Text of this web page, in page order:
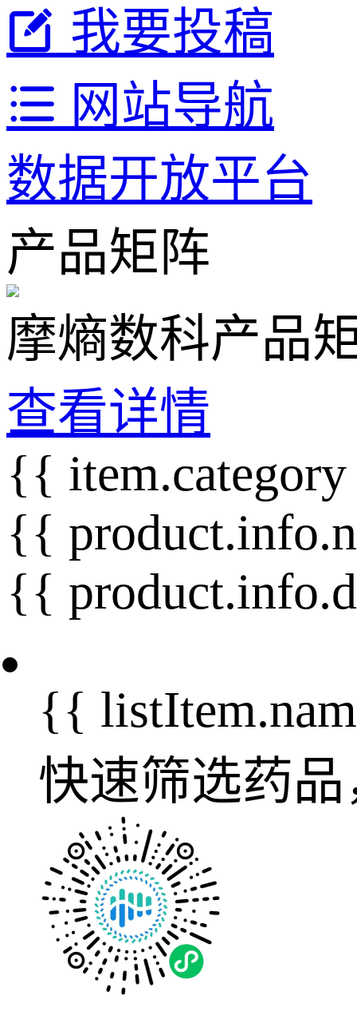
我要投稿
网站导航
数据开放平台
产品矩阵
摩熵数科产品
查看详情
{{
{{
{{
{{
快速筛选药